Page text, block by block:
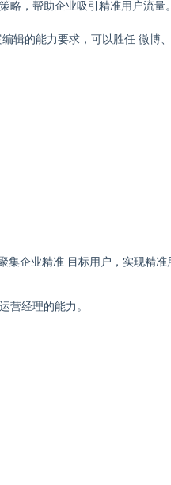
，帮助企业吸引精准用户流量。
辑的能力要求，可以胜任 微博
集企业精准 目标用户，实现精准
营经理的能力。